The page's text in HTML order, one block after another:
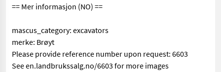
== Mer informasjon (NO) ==
mascus_category: excavators
merke: Brøyt
Please provide reference number upon request: 6603
See en.landbrukssalg.no/6603 for more images